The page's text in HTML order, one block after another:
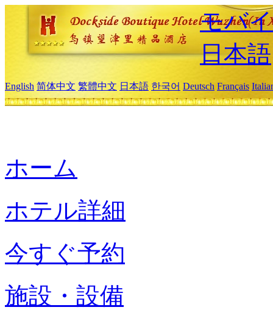
モバ
日本語
English 简体中文 繁體中文 日本語 한국어 Deutsch Français
ホーム
ホテル詳細
今すぐ予約
施設・設備